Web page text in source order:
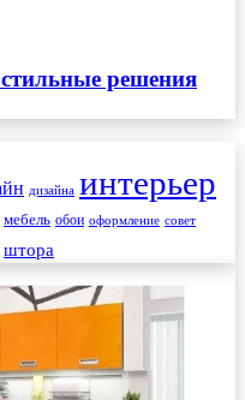
решения
дизайна интерьер
мебель обои оформление совет
штора